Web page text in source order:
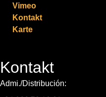
Vimeo
Kontakt
Karte
Kontakt
Admi./Distribución: